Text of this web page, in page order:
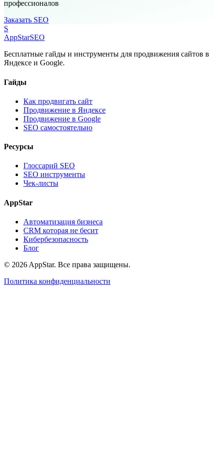
профессионалов
Заказать SEO
S
AppStarSEO
Бесплатные гайды и инструменты для продвижения сайтов в
Яндексе и Google.
Гайды
Как продвигать сайт
Продвижение в Яндексе
Продвижение в Google
SEO самостоятельно
Ресурсы
Глоссарий SEO
SEO инструменты
Чек-листы
AppStar
Автоматизация бизнеса
CRM которая не бесит
Кибербезопасность
Блог
© 2026 AppStar. Все права защищены.
Политика конфиденциальности